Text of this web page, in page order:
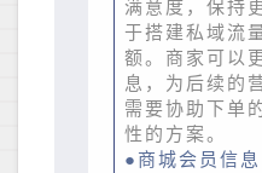
满意度，保持
于搭建私域流
额。商家可以
息，为后续的
需要协助下单
性的方案。
●商城会员信息